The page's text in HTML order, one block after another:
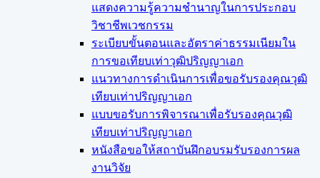
แสดงความรู้ความชำนาญในการประกอบ
วิชาชีพเวชกรรม
ระเบียบขั้นตอนและอัตราค่าธรรมเนียมใน
การขอเทียบเท่าวุฒิปริญญาเอก
แนวทางการดำเนินการเพื่อขอรับรองคุณวุฒิ
เทียบเท่าปริญญาเอก
แบบขอรับการพิจารณาเพื่อรับรองคุณวุฒิ
เทียบเท่าปริญญาเอก
หนังสือขอให้สถาบันฝึกอบรมรับรองการผล
งานวิจัย